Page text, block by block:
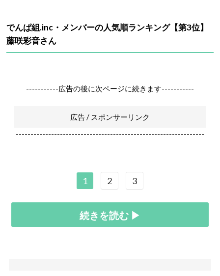
でんぱ組.inc・メンバーの人気順ランキング【第3位】
藤咲彩音さん
-----------広告の後に次ページに続きます-----------
広告 / スポンサーリンク
----------------------------------------------------------------
1 2 3
続きを読む ▶